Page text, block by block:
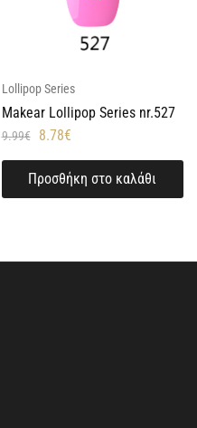
Lollipop Series
Makear Lollipop Series nr.527
9.99€ 8.78€
Προσθήκη στο καλάθι